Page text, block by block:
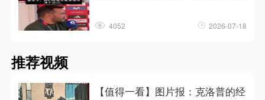
4052 2026-07-18
推荐视频
【值得一看】图片报：克洛普的经